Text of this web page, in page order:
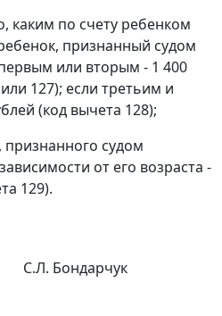
каким по счету ребенком
признанный судом
или вторым - 1 400
127); если третьим и
(код вычета 128);
признанного судом
от его возраста -
129).
С.Л. Бондарчук